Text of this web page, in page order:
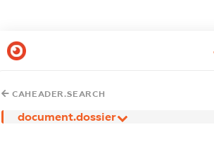
CAHEADER.SEARCH
document.dossier